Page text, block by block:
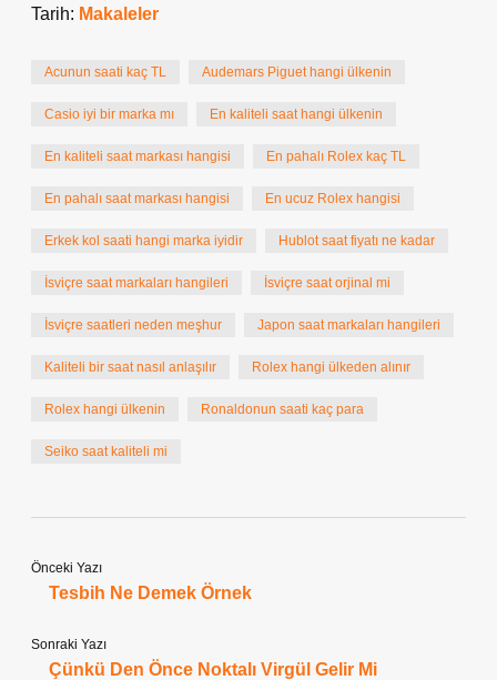
Tarih: Makaleler
Acunun saati kaç TL Audemars Piguet hangi ülkenin
Casio iyi bir marka mı En kaliteli saat hangi ülkenin
En kaliteli saat markası hangisi En pahalı Rolex kaç TL
En pahalı saat markası hangisi En ucuz Rolex hangisi
Erkek kol saati hangi marka iyidir Hublot saat fiyatı ne kadar
İsviçre saat markaları hangileri İsviçre saat orjinal mi
İsviçre saatleri neden meşhur Japon saat markaları hangileri
Kaliteli bir saat nasıl anlaşılır Rolex hangi ülkeden alınır
Rolex hangi ülkenin Ronaldonun saati kaç para
Seiko saat kaliteli mi
Önceki Yazı
Tesbih Ne Demek Örnek
Sonraki Yazı
Çünkü Den Önce Noktalı Virgül Gelir Mi